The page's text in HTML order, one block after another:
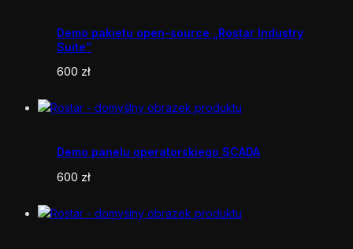
Demo pakietu open-source „Rostar Industry
Suite”
600 zł
Demo panelu operatorskiego SCADA
600 zł